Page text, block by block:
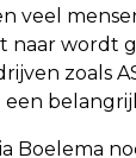
veel
naar wordt
zoals
een
Boelema